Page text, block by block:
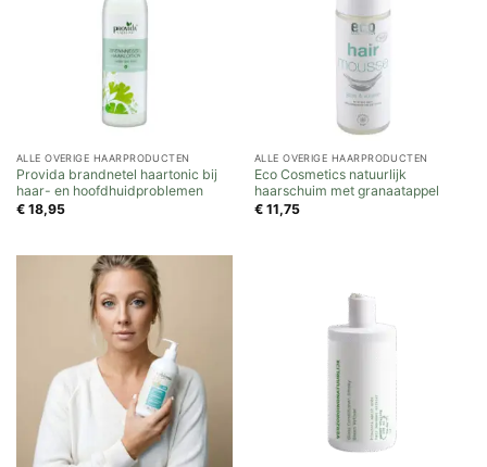
ALLE OVERIGE HAARPRODUCTEN
Provida brandnetel haartonic bij
haar- en hoofdhuidproblemen
€18,95
ALLE OVERIGE HAARPRODUCTEN
Eco Cosmetics natuurlijk
haarschuim met granaatappel
€11,75